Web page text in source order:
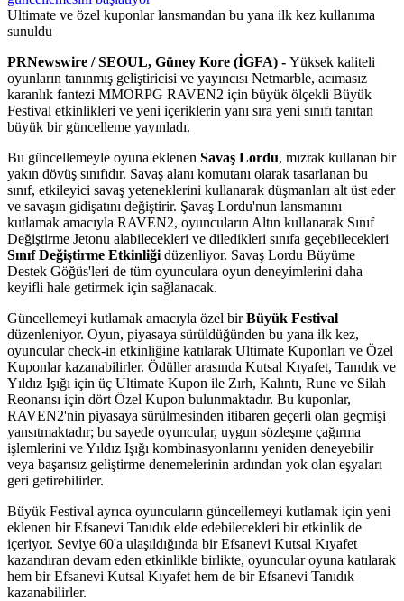
Ultimate ve özel kuponlar lansmandan bu yana ilk kez kullanıma
sunuldu
PRNewswire / SEOUL, Güney Kore (İGFA) - Yüksek kaliteli
oyunların tanınmış geliştiricisi ve yayıncısı Netmarble, acımasız
karanlık fantezi MMORPG RAVEN2 için büyük ölçekli Büyük
Festival etkinlikleri ve yeni içeriklerin yanı sıra yeni sınıfı tanıtan
büyük bir güncelleme yayınladı.
Bu güncellemeyle oyuna eklenen Savaş Lordu, mızrak kullanan bir
yakın dövüş sınıfıdır. Savaş alanı komutanı olarak tasarlanan bu
sınıf, etkileyici savaş yeteneklerini kullanarak düşmanları alt üst eder
ve savaşın gidişatını değiştirir. Şavaş Lordu'nun lansmanını
kutlamak amacıyla RAVEN2, oyuncuların Altın kullanarak Sınıf
Değiştirme Jetonu alabilecekleri ve diledikleri sınıfa geçebilecekleri
Sınıf Değiştirme Etkinliği düzenliyor. Savaş Lordu Büyüme
Destek Göğüs'leri de tüm oyunculara oyun deneyimlerini daha
keyifli hale getirmek için sağlanacak.
Güncellemeyi kutlamak amacıyla özel birBüyük Festival
düzenleniyor. Oyun, piyasaya sürüldüğünden bu yana ilk kez,
oyuncular check-in etkinliğine katılarak Ultimate Kuponları ve Özel
Kuponlar kazanabilirler. Ödüller arasında Kutsal Kıyafet, Tanıdık ve
Yıldız Işığı için üç Ultimate Kupon ile Zırh, Kalıntı, Rune ve Silah
Reonansı için dört Özel Kupon bulunmaktadır. Bu kuponlar,
RAVEN2'nin piyasaya sürülmesinden itibaren geçerli olan geçmişi
yansıtmaktadır; bu sayede oyuncular, uygun sözleşme çağırma
işlemlerini ve Yıldız Işığı kombinasyonlarını yeniden deneyebilir
veya başarısız geliştirme denemelerinin ardından yok olan eşyaları
geri getirebilirler.
Büyük Festival ayrıca oyuncuların güncellemeyi kutlamak için yeni
eklenen bir Efsanevi Tanıdık elde edebilecekleri bir etkinlik de
içeriyor. Seviye 60'a ulaşıldığında bir Efsanevi Kutsal Kıyafet
kazandıran devam eden etkinlikle birlikte, oyuncular oyuna katılarak
hem bir Efsanevi Kutsal Kıyafet hem de bir Efsanevi Tanıdık
kazanabilirler.